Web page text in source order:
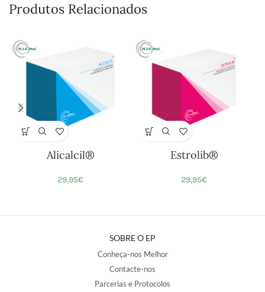
Produtos Relacionados
Alicalcil®
29,95€
Estrolib®
29,95€
SOBRE O EP
Conheça-nos Melhor
Contacte-nos
Parcerias e Protocolos